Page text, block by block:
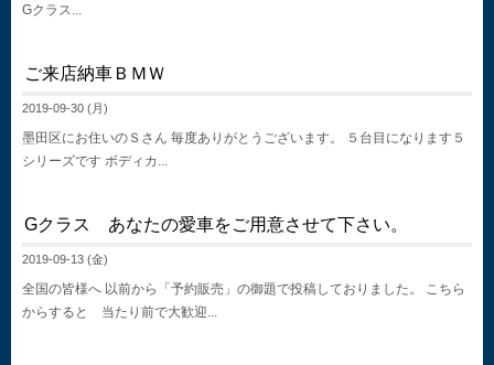
Gクラス...
ご来店納車ＢＭＷ
2019-09-30 (月)
墨田区にお住いのＳさん 毎度ありがとうございます。 ５台目になります５
シリーズです ボディカ...
Gクラス あなたの愛車をご用意させて下さい。
2019-09-13 (金)
全国の皆様へ 以前から「予約販売」の御題で投稿しておりました。 こちら
からすると 当たり前で大歓迎...